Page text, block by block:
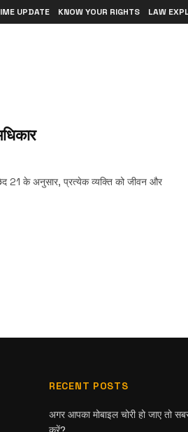
UPDATE KNOW YOUR RIGHTS LAW
21 के अनुसार, प्रत्येक व्यक्ति को जीवन और
RECENT POSTS
अगर आपका मोबाइल चोरी हो जाए तो